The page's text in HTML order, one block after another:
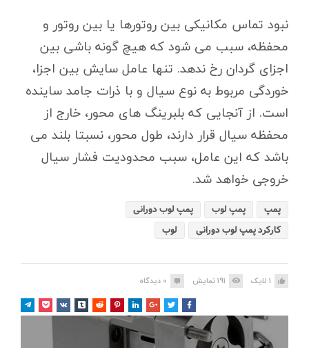
نبود تماس مکانیکی بین روتورها یا بین روتور و
محفظه، سبب می شود که هیچ گونه باشی بین
اجزای گردان رخ ندهد. تنها عامل سایش بین اجزا،
خوردگی مربوط به نوع سیال و با ذرات جامد ساینده
است. از آنجایی که بلبرینگ های محور، خارج از
محفظه سیال قرار دارند، طول محور، نسبتا بلند می
باشد که این عامل، سبب محدودیت فشار سیال
خروجی خواهد شد.
پمپ پمپ لوب
پمپ لوب دورانی
کارکرد پمپ لوب دورانی
لوب
1 لایک 191نمایش 0 دیدگاه